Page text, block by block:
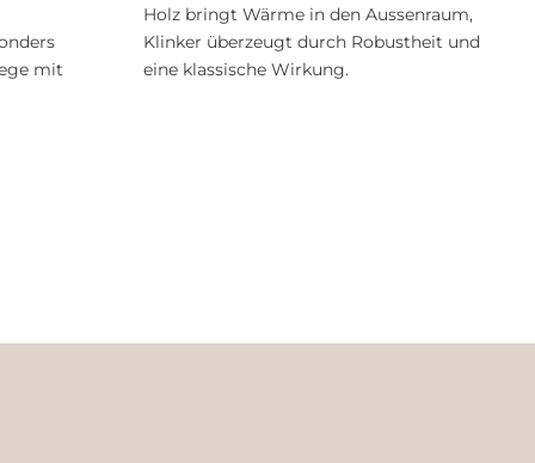
mit
Holz bringt Wärme in den Aussenraum,
Klinker überzeugt durch Robustheit und
eine klassische Wirkung.